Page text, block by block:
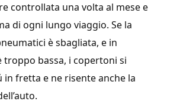
controllata una volta al mese e
di ogni lungo viaggio. Se la
è sbagliata, e in
troppo bassa, i copertoni si
in fretta e ne risente anche la